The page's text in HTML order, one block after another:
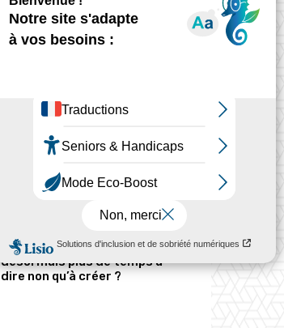
ANALYSE
Pourquoi les designers
parlent-ils si peu d’argent ?
Le designer passe-t-il
désormais plus de temps à
dire non qu’à créer ?